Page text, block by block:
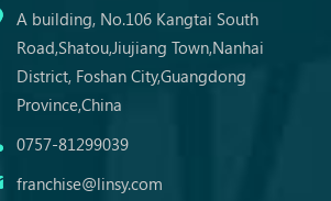
A building, No.106 Kangtai South
Road,Shatou,Jiujiang Town,Nanhai
District, Foshan City,Guangdong
Province,China
0757-81299039
franchise@linsy.com